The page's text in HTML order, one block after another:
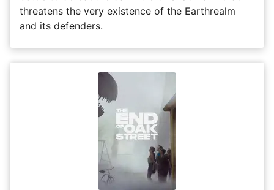
threatens the very existence of the Earthrealm
and its defenders.